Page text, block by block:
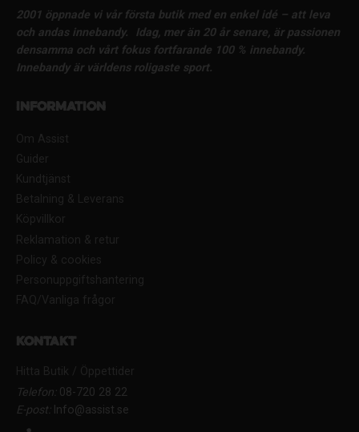
2001 öppnade vi vår första butik med en enkel idé – att leva
och andas innebandy.
Idag, mer än 20 år senare, är passionen
densamma och vårt fokus fortfarande 100 % innebandy.
Innebandy är världens roligaste sport.
Information
Om Assist
Guider
Kundtjänst
Betalning & Leverans
Köpvillkor
Reklamation & retur
Policy & cookies
Personuppgiftshantering
FAQ/Vanliga frågor
Kontakt
Hitta Butik / Öppettider
Telefon:08-720 28 22
E-post:Info@assist.se